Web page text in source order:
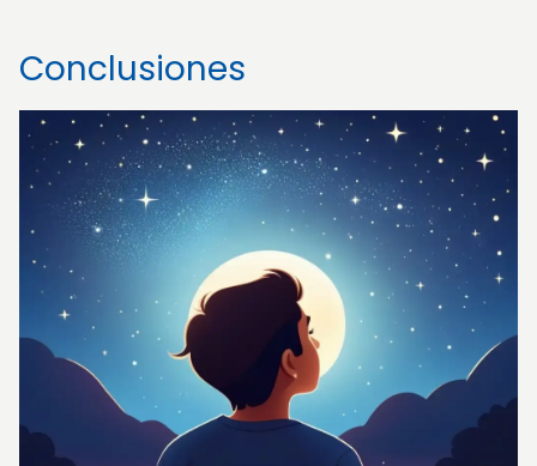
Conclusiones